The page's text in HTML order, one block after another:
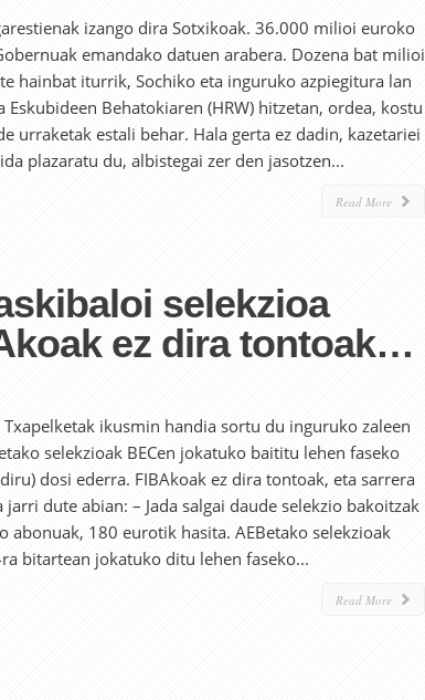
izango dira Sotxikoak. 36.000 milioi euroko
emandako datuen arabera. Dozena bat milioi
hainbat iturrik, Sochiko eta inguruko azpiegitura lan
Behatokiaren (HRW) hitzetan, ordea, kostu
urraketak estali behar. Hala gerta ez dadin, kazetariei
plazaratu du, albistegai zer den jasotzen...
Read More
selekzioa
ez dira tontoak…
ikusmin handia sortu du inguruko zaleen
selekzioak BECen jokatuko baititu lehen faseko
dosi ederra. FIBAkoak ez dira tontoak, eta sarrera
dute abian: – Jada salgai daude selekzio bakoitzak
180 eurotik hasita. AEBetako selekzioak
bitartean jokatuko ditu lehen faseko...
Read More